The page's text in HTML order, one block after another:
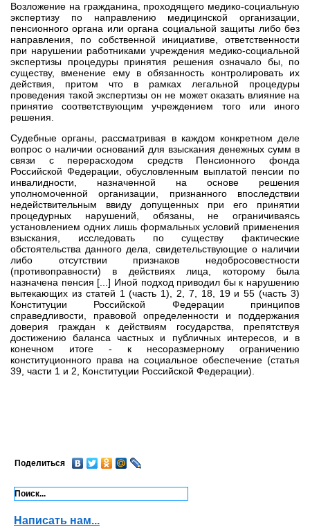
Возложение на гражданина, проходящего медико-социальную
экспертизу по направлению медицинской организации,
пенсионного органа или органа социальной защиты либо без
направления, по собственной инициативе, ответственности
при нарушении работниками учреждения медико-социальной
экспертизы процедуры принятия решения означало бы, по
существу, вменение ему в обязанность контролировать их
действия, притом что в рамках легальной процедуры
проведения такой экспертизы он не может оказать влияние на
принятие соответствующим учреждением того или иного
решения.
Судебные органы, рассматривая в каждом конкретном деле
вопрос о наличии оснований для взыскания денежных сумм в
связи с перерасходом средств Пенсионного фонда
Российской Федерации, обусловленным выплатой пенсии по
инвалидности, назначенной на основе решения
уполномоченной организации, признанного впоследствии
недействительным ввиду допущенных при его принятии
процедурных нарушений, обязаны, не ограничиваясь
установлением одних лишь формальных условий применения
взыскания, исследовать по существу фактические
обстоятельства данного дела, свидетельствующие о наличии
либо отсутствии признаков недобросовестности
(противоправности) в действиях лица, которому была
назначена пенсия [...] Иной подход приводил бы к нарушению
вытекающих из статей 1 (часть 1), 2, 7, 18, 19 и 55 (часть 3)
Конституции Российской Федерации принципов
справедливости, правовой определенности и поддержания
доверия граждан к действиям государства, препятствуя
достижению баланса частных и публичных интересов, и в
конечном итоге - к несоразмерному ограничению
конституционного права на социальное обеспечение (статья
39, части 1 и 2, Конституции Российской Федерации).
Поделиться
Написать нам...